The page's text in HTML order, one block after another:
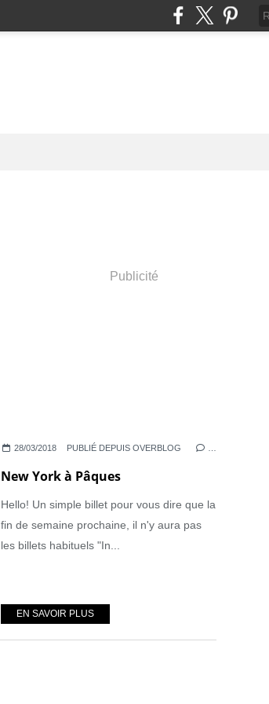
Publicité
28/03/2018 PUBLIÉ DEPUIS OVERBLOG
New York à Pâques
Hello! Un simple billet pour vous dire que la
fin de semaine prochaine, il n'y aura pas
les billets habituels "In...
EN SAVOIR PLUS